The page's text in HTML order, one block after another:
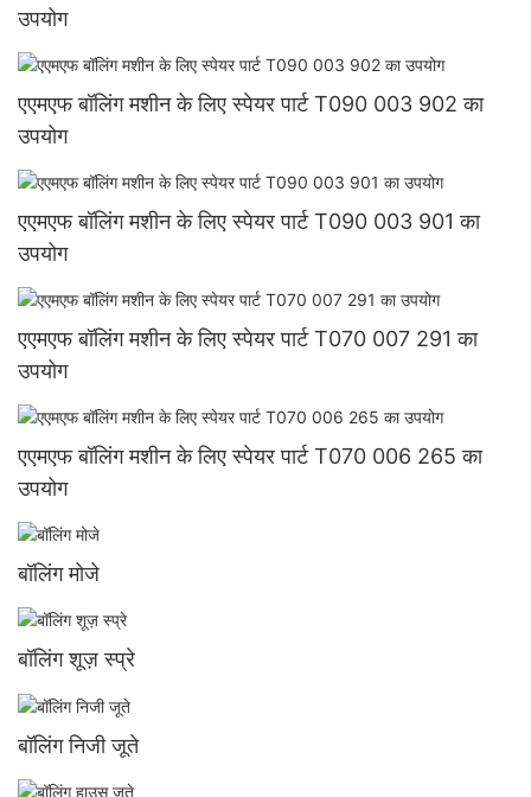
उपयोग
एएमएफ बॉलिंग मशीन के लिए स्पेयर पार्ट T090 003 902 का
उपयोग
एएमएफ बॉलिंग मशीन के लिए स्पेयर पार्ट T090 003 901 का
उपयोग
एएमएफ बॉलिंग मशीन के लिए स्पेयर पार्ट T070 007 291 का
उपयोग
एएमएफ बॉलिंग मशीन के लिए स्पेयर पार्ट T070 006 265 का
उपयोग
बॉलिंग मोजे
बॉलिंग शूज़ स्प्रे
बॉलिंग निजी जूते